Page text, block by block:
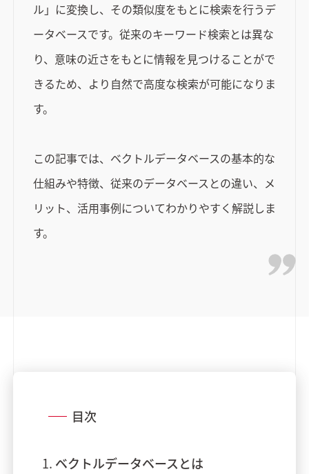
ル」に変換し、その類似度をもとに検索を行うデ
ータベースです。従来のキーワード検索とは異な
り、意味の近さをもとに情報を見つけることがで
きるため、より自然で高度な検索が可能になりま
す。
この記事では、ベクトルデータベースの基本的な
仕組みや特徴、従来のデータベースとの違い、メ
リット、活用事例についてわかりやすく解説しま
す。
目次
ベクトルデータベースとは